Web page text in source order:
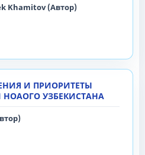
Khamitov (Автор)
И ПРИОРИТЕТЫ
УЗБЕКИСТАНА